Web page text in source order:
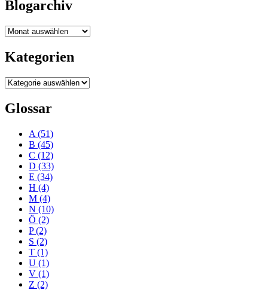
Blogarchiv
Blogarchiv
Kategorien
Kategorien
Glossar
A (51)
B (45)
C (12)
D (33)
E (34)
H (4)
M (4)
N (10)
Ö (2)
P(2)
S (2)
T (1)
U (1)
V (1)
Z (2)